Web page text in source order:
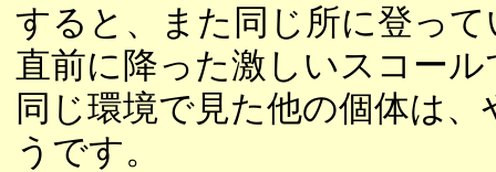
すると、また同じ所に登っ
直前に降った激しいスコー
同じ環境で見た他の個体は
うです。